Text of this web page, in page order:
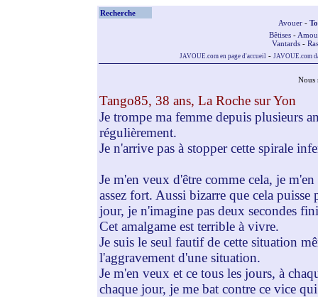
Recherche
Avouer -
Bêtises -
Vantards-
JAVOUE.com en page d'accueil - JAVOUE.com
Nous
Tango85, 38 ans, La Roche sur Yon
Je trompe ma femme depuis plusieurs
régulièrement.
Je n'arrive pas à stopper cette spirale
Je m'en veux d'être comme cela, je
assez fort. Aussi bizarre que cela
jour, je n'imagine pas deux secondes
Cet amalgame est terrible à vivre.
Je suis le seul fautif de cette situation
l'aggravement d'une situation.
Je m'en veux et ce tous les jours, à
chaque jour, je me bat contre ce vice